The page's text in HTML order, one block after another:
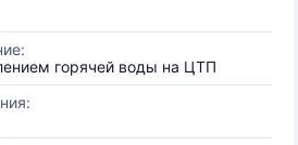
горячей воды на ЦТП